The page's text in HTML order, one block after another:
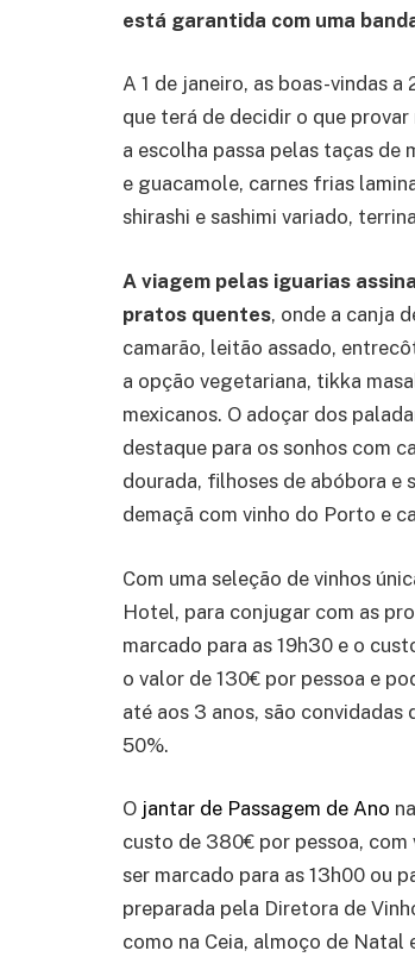
está garantida com uma
A 1 de janeiro, as boas-vindas
que terá de decidir o que provar
a escolha passa pelas taças de
e guacamole, carnes frias
shirashi e sashimi variado,
A viagem pelas iguarias
pratos quentes, onde a canja
camarão, leitão assado,
a opção vegetariana, tikka
mexicanos. O adoçar dos
destaque para os sonhos com
dourada, filhoses de abóbora e
demaçã com vinho do Porto e
Com uma seleção de vinhos
Hotel, para conjugar com as
marcado para as 19h30 e o
o valor de 130€ por pessoa e
até aos 3 anos, são convidadas
50%.
O jantar de Passagem de Ano
custo de 380€ por pessoa, com
ser marcado para as 13h00 ou
preparada pela Diretora de
como na Ceia, almoço de Natal